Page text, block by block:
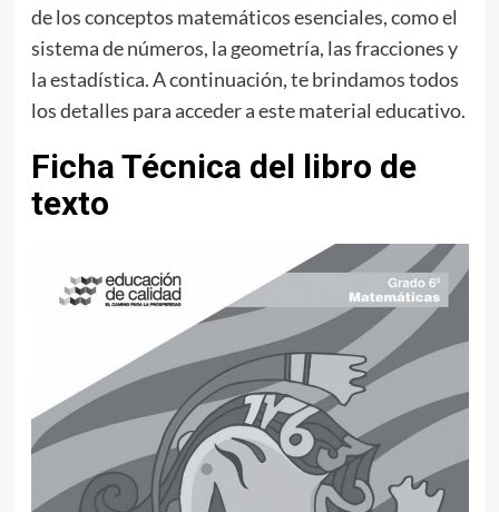
de los conceptos matemáticos esenciales, como el
sistema de números, la geometría, las fracciones y
la estadística. A continuación, te brindamos todos
los detalles para acceder a este material educativo.
Ficha Técnica del libro de
texto